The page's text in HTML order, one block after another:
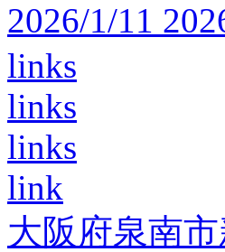
2026/1/11
links
links
links
link
大阪府泉南